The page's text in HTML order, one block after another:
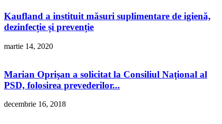
Kaufland a instituit măsuri suplimentare de igienă,
dezinfecție și prevenție
martie 14, 2020
Marian Oprişan a solicitat la Consiliul Naţional al
PSD, folosirea prevederilor...
decembrie 16, 2018